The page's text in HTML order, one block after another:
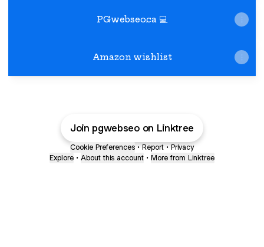
PGwebseo.ca 💻
Amazon wishlist
Join pgwebseo on Linktree
Cookie Preferences • Report • Privacy
Explore • About this account • More from Linktree